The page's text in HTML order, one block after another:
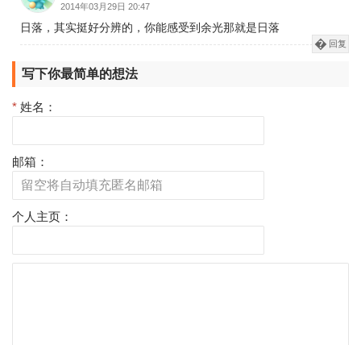
2014年03月29日 20:47
日落，其实挺好分辨的，你能感受到余光那就是日落
回复
写下你最简单的想法
* 姓名：
邮箱：
个人主页：